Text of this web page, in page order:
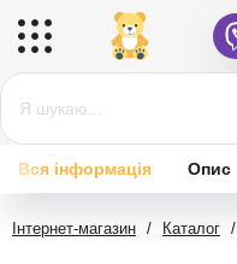
Вся інформація Опис
Інтернет-магазин / Каталог /